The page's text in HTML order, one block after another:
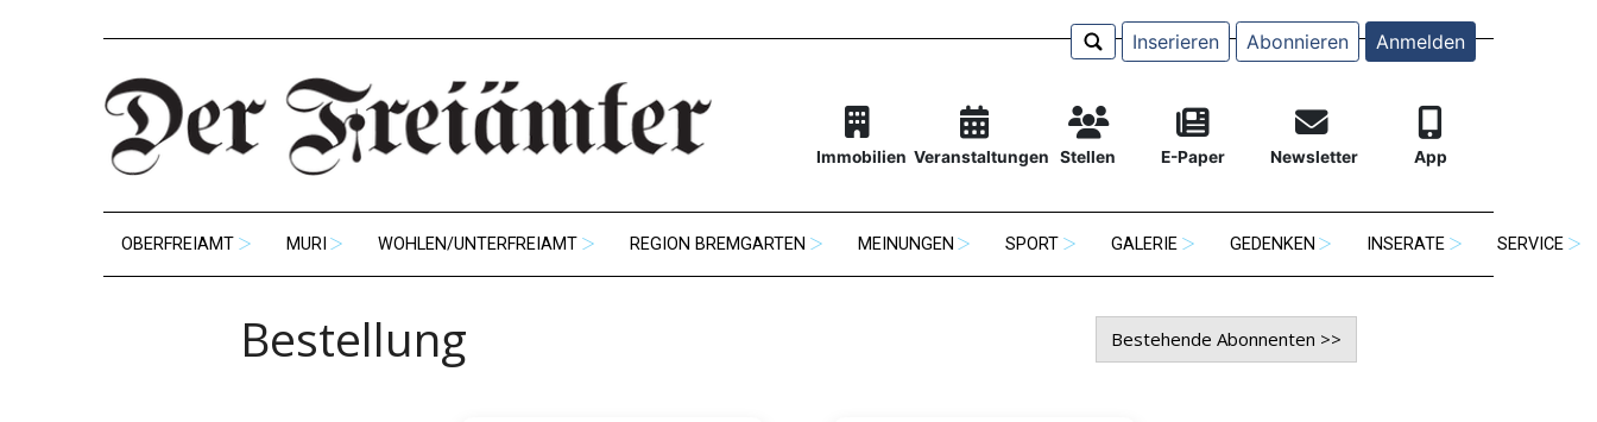
Inserieren Abonnieren Anmelden
Immobilien Veranstaltungen Stellen E-Paper Newsletter App
OBERFREIAMT MURI WOHLEN/UNTERFREIAMT REGION BREMGARTEN MEINUNGEN SPORT GALERIE GEDENKEN INSERATE SERVICE